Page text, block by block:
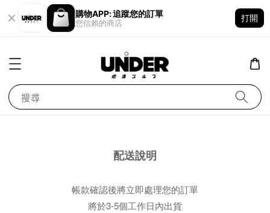
購物APP: 追蹤您的訂單
您信賴的商店
打開
搜尋
配送說明
帳款確認後將立即處理您的訂單
將於3-5個工作日內出貨